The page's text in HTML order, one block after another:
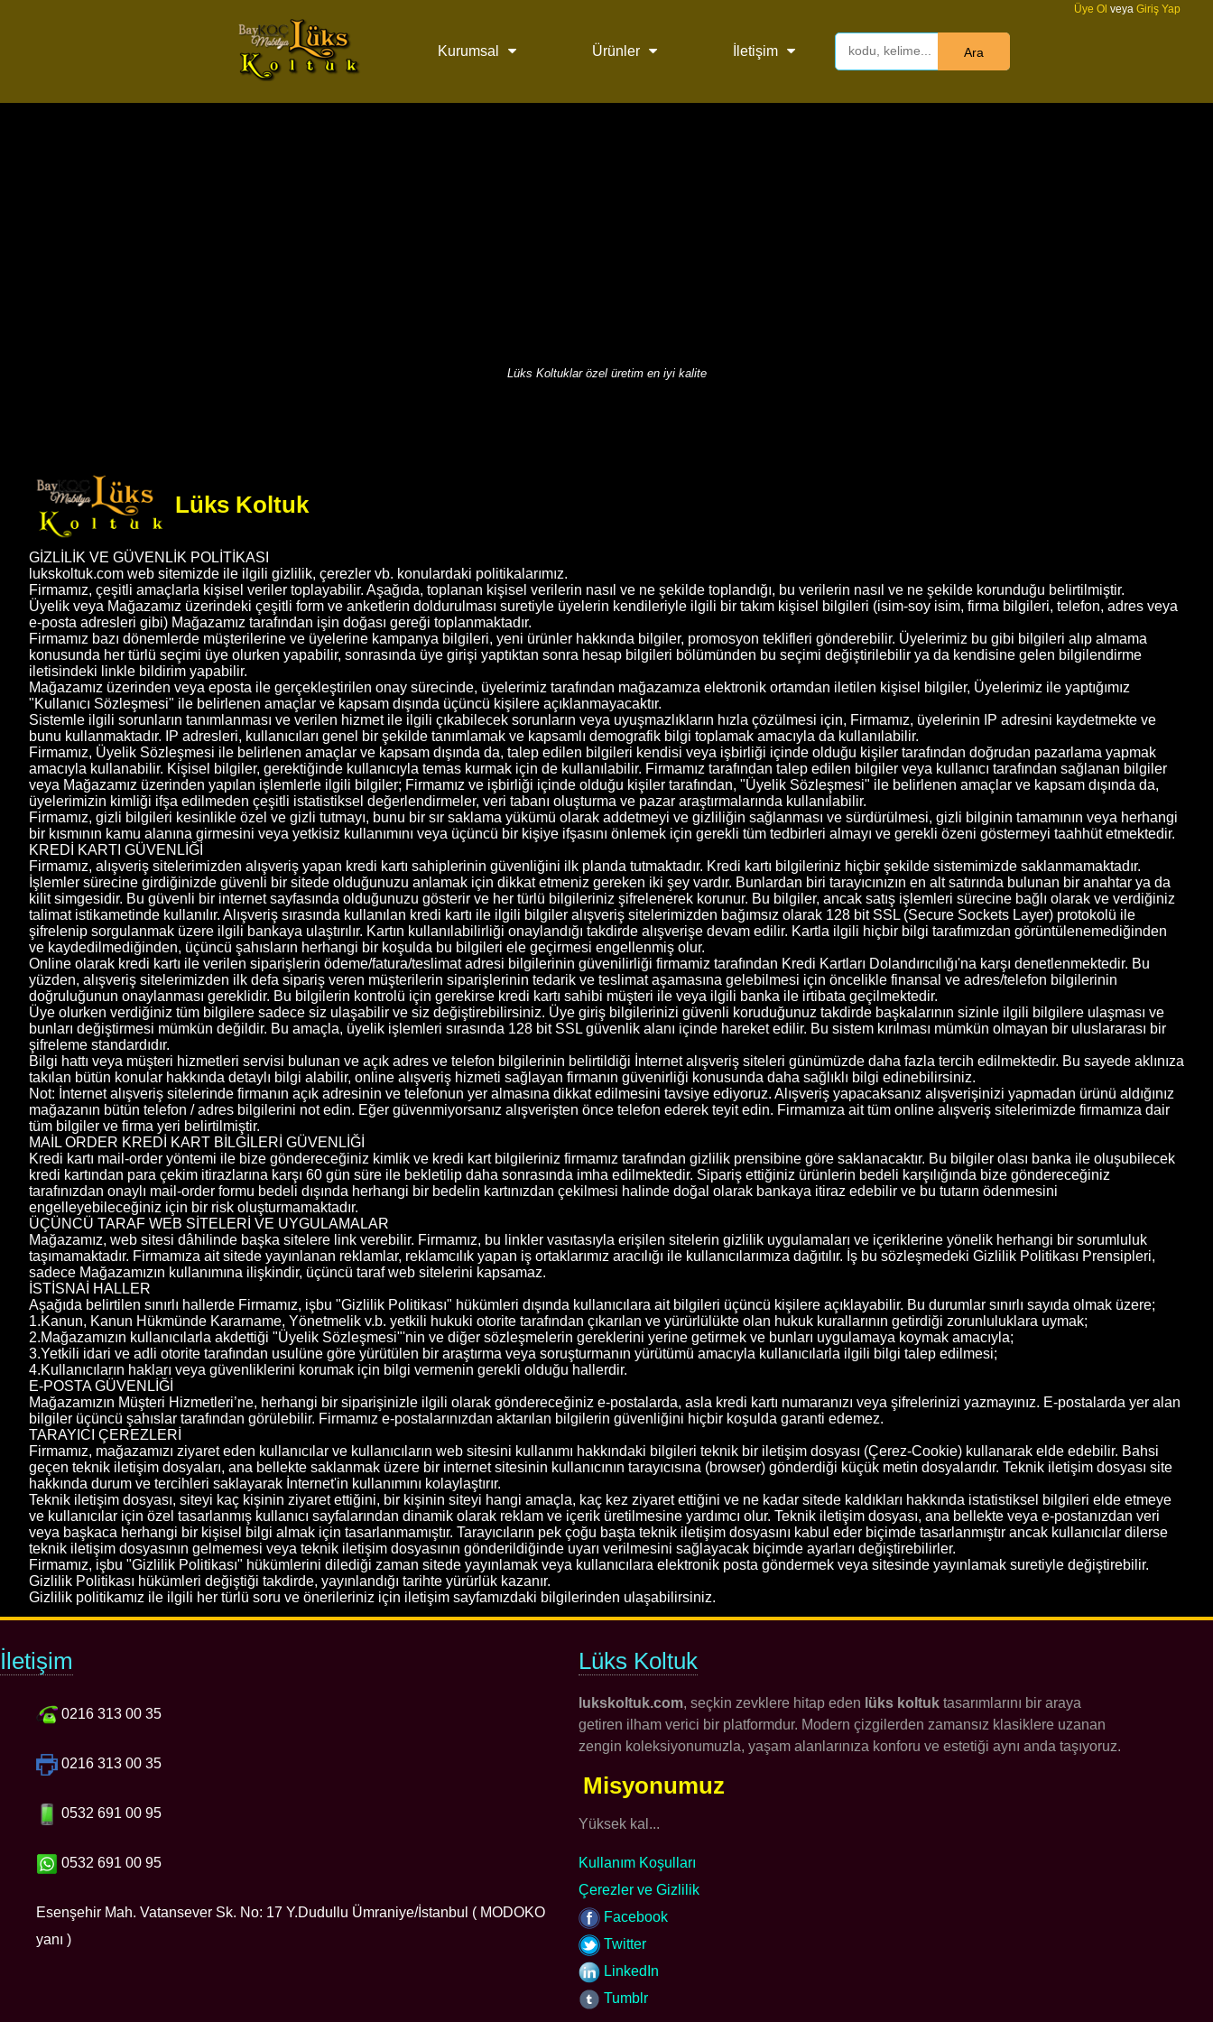
Kurumsal Ürünler İletişim Ara
Lüks Koltuklar özel üretim en iyi kalite
Üye Ol veya Giriş Yap
Lüks Koltuk
GİZLİLİK VE GÜVENLİK POLİTİKASI
lukskoltuk.com web sitemizde ile ilgili gizlilik, çerezler vb. konulardaki politikalarımız.
Firmamız, çeşitli amaçlarla kişisel veriler toplayabilir. Aşağıda, toplanan kişisel verilerin nasıl ve ne şekilde toplandığı, bu verilerin nasıl ve ne şekilde korunduğu belirtilmiştir.
Üyelik veya Mağazamız üzerindeki çeşitli form ve anketlerin doldurulması suretiyle üyelerin kendileriyle ilgili bir takım kişisel bilgileri (isim-soy isim, firma bilgileri, telefon, adres veya
e-posta adresleri gibi) Mağazamız tarafından işin doğası gereği toplanmaktadır.
Firmamız bazı dönemlerde müşterilerine ve üyelerine kampanya bilgileri, yeni ürünler hakkında bilgiler, promosyon teklifleri gönderebilir. Üyelerimiz bu gibi bilgileri alıp almama
konusunda her türlü seçimi üye olurken yapabilir, sonrasında üye girişi yaptıktan sonra hesap bilgileri bölümünden bu seçimi değiştirilebilir ya da kendisine gelen bilgilendirme
iletisindeki linkle bildirim yapabilir.
Mağazamız üzerinden veya eposta ile gerçekleştirilen onay sürecinde, üyelerimiz tarafından mağazamıza elektronik ortamdan iletilen kişisel bilgiler, Üyelerimiz ile yaptığımız
"Kullanıcı Sözleşmesi" ile belirlenen amaçlar ve kapsam dışında üçüncü kişilere açıklanmayacaktır.
Sistemle ilgili sorunların tanımlanması ve verilen hizmet ile ilgili çıkabilecek sorunların veya uyuşmazlıkların hızla çözülmesi için, Firmamız, üyelerinin IP adresini kaydetmekte ve
bunu kullanmaktadır. IP adresleri, kullanıcıları genel bir şekilde tanımlamak ve kapsamlı demografik bilgi toplamak amacıyla da kullanılabilir.
Firmamız, Üyelik Sözleşmesi ile belirlenen amaçlar ve kapsam dışında da, talep edilen bilgileri kendisi veya işbirliği içinde olduğu kişiler tarafından doğrudan pazarlama yapmak
amacıyla kullanabilir. Kişisel bilgiler, gerektiğinde kullanıcıyla temas kurmak için de kullanılabilir. Firmamız tarafından talep edilen bilgiler veya kullanıcı tarafından sağlanan bilgiler
veya Mağazamız üzerinden yapılan işlemlerle ilgili bilgiler; Firmamız ve işbirliği içinde olduğu kişiler tarafından, "Üyelik Sözleşmesi" ile belirlenen amaçlar ve kapsam dışında da,
üyelerimizin kimliği ifşa edilmeden çeşitli istatistiksel değerlendirmeler, veri tabanı oluşturma ve pazar araştırmalarında kullanılabilir.
Firmamız, gizli bilgileri kesinlikle özel ve gizli tutmayı, bunu bir sır saklama yükümü olarak addetmeyi ve gizliliğin sağlanması ve sürdürülmesi, gizli bilginin tamamının veya herhangi
bir kısmının kamu alanına girmesini veya yetkisiz kullanımını veya üçüncü bir kişiye ifşasını önlemek için gerekli tüm tedbirleri almayı ve gerekli özeni göstermeyi taahhüt etmektedir.
KREDİ KARTI GÜVENLİĞİ
Firmamız, alışveriş sitelerimizden alışveriş yapan kredi kartı sahiplerinin güvenliğini ilk planda tutmaktadır. Kredi kartı bilgileriniz hiçbir şekilde sistemimizde saklanmamaktadır.
İşlemler sürecine girdiğinizde güvenli bir sitede olduğunuzu anlamak için dikkat etmeniz gereken iki şey vardır. Bunlardan biri tarayıcınızın en alt satırında bulunan bir anahtar ya da
kilit simgesidir. Bu güvenli bir internet sayfasında olduğunuzu gösterir ve her türlü bilgileriniz şifrelenerek korunur. Bu bilgiler, ancak satış işlemleri sürecine bağlı olarak ve verdiğiniz
talimat istikametinde kullanılır. Alışveriş sırasında kullanılan kredi kartı ile ilgili bilgiler alışveriş sitelerimizden bağımsız olarak 128 bit SSL (Secure Sockets Layer) protokolü ile
şifrelenip sorgulanmak üzere ilgili bankaya ulaştırılır. Kartın kullanılabilirliği onaylandığı takdirde alışverişe devam edilir. Kartla ilgili hiçbir bilgi tarafımızdan görüntülenemediğinden
ve kaydedilmediğinden, üçüncü şahısların herhangi bir koşulda bu bilgileri ele geçirmesi engellenmiş olur.
Online olarak kredi kartı ile verilen siparişlerin ödeme/fatura/teslimat adresi bilgilerinin güvenilirliği firmamiz tarafından Kredi Kartları Dolandırıcılığı'na karşı denetlenmektedir. Bu
yüzden, alışveriş sitelerimizden ilk defa sipariş veren müşterilerin siparişlerinin tedarik ve teslimat aşamasına gelebilmesi için öncelikle finansal ve adres/telefon bilgilerinin
doğruluğunun onaylanması gereklidir. Bu bilgilerin kontrolü için gerekirse kredi kartı sahibi müşteri ile veya ilgili banka ile irtibata geçilmektedir.
Üye olurken verdiğiniz tüm bilgilere sadece siz ulaşabilir ve siz değiştirebilirsiniz. Üye giriş bilgilerinizi güvenli koruduğunuz takdirde başkalarının sizinle ilgili bilgilere ulaşması ve
bunları değiştirmesi mümkün değildir. Bu amaçla, üyelik işlemleri sırasında 128 bit SSL güvenlik alanı içinde hareket edilir. Bu sistem kırılması mümkün olmayan bir uluslararası bir
şifreleme standardıdır.
Bilgi hattı veya müşteri hizmetleri servisi bulunan ve açık adres ve telefon bilgilerinin belirtildiği İnternet alışveriş siteleri günümüzde daha fazla tercih edilmektedir. Bu sayede aklınıza
takılan bütün konular hakkında detaylı bilgi alabilir, online alışveriş hizmeti sağlayan firmanın güvenirliği konusunda daha sağlıklı bilgi edinebilirsiniz.
Not: İnternet alışveriş sitelerinde firmanın açık adresinin ve telefonun yer almasına dikkat edilmesini tavsiye ediyoruz. Alışveriş yapacaksanız alışverişinizi yapmadan ürünü aldığınız
mağazanın bütün telefon / adres bilgilerini not edin. Eğer güvenmiyorsanız alışverişten önce telefon ederek teyit edin. Firmamıza ait tüm online alışveriş sitelerimizde firmamıza dair
tüm bilgiler ve firma yeri belirtilmiştir.
MAİL ORDER KREDİ KART BİLGİLERİ GÜVENLİĞİ
Kredi kartı mail-order yöntemi ile bize göndereceğiniz kimlik ve kredi kart bilgileriniz firmamız tarafından gizlilik prensibine göre saklanacaktır. Bu bilgiler olası banka ile oluşubilecek
kredi kartından para çekim itirazlarına karşı 60 gün süre ile bekletilip daha sonrasında imha edilmektedir. Sipariş ettiğiniz ürünlerin bedeli karşılığında bize göndereceğiniz
tarafınızdan onaylı mail-order formu bedeli dışında herhangi bir bedelin kartınızdan çekilmesi halinde doğal olarak bankaya itiraz edebilir ve bu tutarın ödenmesini
engelleyebileceğiniz için bir risk oluşturmamaktadır.
ÜÇÜNCÜ TARAF WEB SİTELERİ VE UYGULAMALAR
Mağazamız, web sitesi dâhilinde başka sitelere link verebilir. Firmamız, bu linkler vasıtasıyla erişilen sitelerin gizlilik uygulamaları ve içeriklerine yönelik herhangi bir sorumluluk
taşımamaktadır. Firmamıza ait sitede yayınlanan reklamlar, reklamcılık yapan iş ortaklarımız aracılığı ile kullanıcılarımıza dağıtılır. İş bu sözleşmedeki Gizlilik Politikası Prensipleri,
sadece Mağazamızın kullanımına ilişkindir, üçüncü taraf web sitelerini kapsamaz.
İSTİSNAİ HALLER
Aşağıda belirtilen sınırlı hallerde Firmamız, işbu "Gizlilik Politikası" hükümleri dışında kullanıcılara ait bilgileri üçüncü kişilere açıklayabilir. Bu durumlar sınırlı sayıda olmak üzere;
1.Kanun, Kanun Hükmünde Kararname, Yönetmelik v.b. yetkili hukuki otorite tarafından çıkarılan ve yürürlülükte olan hukuk kurallarının getirdiği zorunluluklara uymak;
2.Mağazamızın kullanıcılarla akdettiği "Üyelik Sözleşmesi"'nin ve diğer sözleşmelerin gereklerini yerine getirmek ve bunları uygulamaya koymak amacıyla;
3.Yetkili idari ve adli otorite tarafından usulüne göre yürütülen bir araştırma veya soruşturmanın yürütümü amacıyla kullanıcılarla ilgili bilgi talep edilmesi;
4.Kullanıcıların hakları veya güvenliklerini korumak için bilgi vermenin gerekli olduğu hallerdir.
E-POSTA GÜVENLİĞİ
Mağazamızın Müşteri Hizmetleri’ne, herhangi bir siparişinizle ilgili olarak göndereceğiniz e-postalarda, asla kredi kartı numaranızı veya şifrelerinizi yazmayınız. E-postalarda yer alan
bilgiler üçüncü şahıslar tarafından görülebilir. Firmamız e-postalarınızdan aktarılan bilgilerin güvenliğini hiçbir koşulda garanti edemez.
TARAYICI ÇEREZLERİ
Firmamız, mağazamızı ziyaret eden kullanıcılar ve kullanıcıların web sitesini kullanımı hakkındaki bilgileri teknik bir iletişim dosyası (Çerez-Cookie) kullanarak elde edebilir. Bahsi
geçen teknik iletişim dosyaları, ana bellekte saklanmak üzere bir internet sitesinin kullanıcının tarayıcısına (browser) gönderdiği küçük metin dosyalarıdır. Teknik iletişim dosyası site
hakkında durum ve tercihleri saklayarak İnternet'in kullanımını kolaylaştırır.
Teknik iletişim dosyası, siteyi kaç kişinin ziyaret ettiğini, bir kişinin siteyi hangi amaçla, kaç kez ziyaret ettiğini ve ne kadar sitede kaldıkları hakkında istatistiksel bilgileri elde etmeye
ve kullanıcılar için özel tasarlanmış kullanıcı sayfalarından dinamik olarak reklam ve içerik üretilmesine yardımcı olur. Teknik iletişim dosyası, ana bellekte veya e-postanızdan veri
veya başkaca herhangi bir kişisel bilgi almak için tasarlanmamıştır. Tarayıcıların pek çoğu başta teknik iletişim dosyasını kabul eder biçimde tasarlanmıştır ancak kullanıcılar dilerse
teknik iletişim dosyasının gelmemesi veya teknik iletişim dosyasının gönderildiğinde uyarı verilmesini sağlayacak biçimde ayarları değiştirebilirler.
Firmamız, işbu "Gizlilik Politikası" hükümlerini dilediği zaman sitede yayınlamak veya kullanıcılara elektronik posta göndermek veya sitesinde yayınlamak suretiyle değiştirebilir.
Gizlilik Politikası hükümleri değiştiği takdirde, yayınlandığı tarihte yürürlük kazanır.
Gizlilik politikamız ile ilgili her türlü soru ve önerileriniz için iletişim sayfamızdaki bilgilerinden ulaşabilirsiniz.
İletişim
0216 313 00 35
0216 313 00 35
0532 691 00 95
0532 691 00 95
Esenşehir Mah. Vatansever Sk. No: 17 Y.Dudullu Ümraniye/İstanbul ( MODOKO
yanı )
Lüks Koltuk
lukskoltuk.com, seçkin zevklere hitap eden lüks koltuktasarımlarını bir araya
getiren ilham verici bir platformdur. Modern çizgilerden zamansız klasiklere uzanan
zengin koleksiyonumuzla, yaşam alanlarınıza konforu ve estetiği aynı anda taşıyoruz.
Misyonumuz
Yüksek kal...
Kullanım Koşulları
Çerezler ve Gizlilik
Facebook
Twitter
LinkedIn
Tumblr